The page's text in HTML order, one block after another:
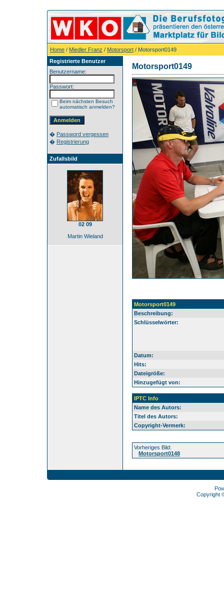
Home / Miedler Franz / Motorsport / Motorsport0149
Registrierte Benutzer
Benutzername:
Passwort:
Beim nächsten Besuch
automatisch anmelden?
� Password vergessen
� Registrierung
Zufallsbild
02 09
Martin Wieland
Motorsport0149
Motorsport0149
Beschreibung:
Schlüsselwörter:
Datum:
Hits:
Dateigröße:
Hinzugefügt von:
IPTC Info
Name des Autors:
Titel des Autors:
Copyright-Vermerk:
Vorheriges Bild:
Motorsport0148
Copyright